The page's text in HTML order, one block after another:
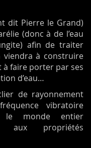
dit Pierre le Grand)
(donc à de l’eau
afin de traiter
viendra à construire
faire porter par ses
d’eau…
de rayonnement
vibratoire
le monde entier
aux propriétés